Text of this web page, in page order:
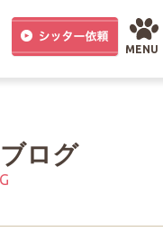
MENU
ログ